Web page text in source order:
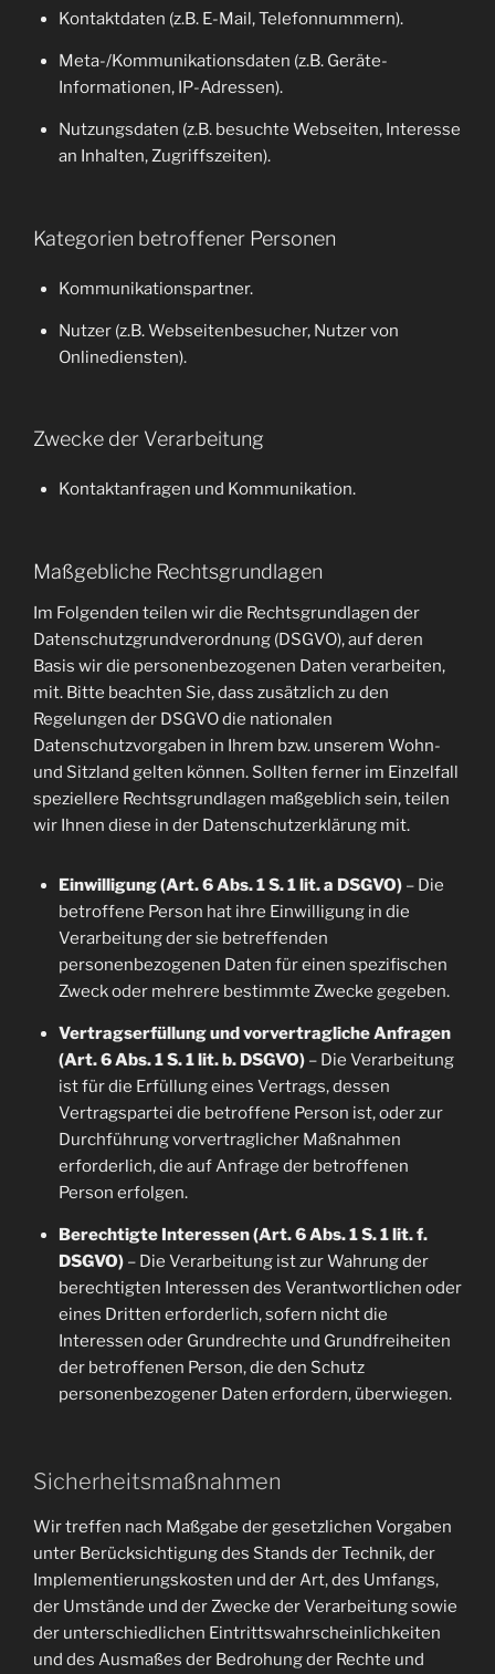
Kontaktdaten (z.B. E-Mail, Telefonnummern).
Meta-/Kommunikationsdaten (z.B. Geräte-
Informationen, IP-Adressen).
Nutzungsdaten (z.B. besuchte Webseiten, Interesse
an Inhalten, Zugriffszeiten).
Kategorien betroffener Personen
Kommunikationspartner.
Nutzer (z.B. Webseitenbesucher, Nutzer von
Onlinediensten).
Zwecke der Verarbeitung
Kontaktanfragen und Kommunikation.
Maßgebliche Rechtsgrundlagen
Im Folgenden teilen wir die Rechtsgrundlagen der
Datenschutzgrundverordnung (DSGVO), auf deren
Basis wir die personenbezogenen Daten verarbeiten,
mit. Bitte beachten Sie, dass zusätzlich zu den
Regelungen der DSGVO die nationalen
Datenschutzvorgaben in Ihrem bzw. unserem Wohn-
und Sitzland gelten können. Sollten ferner im Einzelfall
speziellere Rechtsgrundlagen maßgeblich sein, teilen
wir Ihnen diese in der Datenschutzerklärung mit.
Einwilligung (Art. 6 Abs. 1 S. 1 lit. a DSGVO)– Die
betroffene Person hat ihre Einwilligung in die
Verarbeitung der sie betreffenden
personenbezogenen Daten für einen spezifischen
Zweck oder mehrere bestimmte Zwecke gegeben.
Vertragserfüllung und vorvertragliche Anfragen
(Art. 6 Abs. 1 S. 1 lit. b. DSGVO)– Die Verarbeitung
ist für die Erfüllung eines Vertrags, dessen
Vertragspartei die betroffene Person ist, oder zur
Durchführung vorvertraglicher Maßnahmen
erforderlich, die auf Anfrage der betroffenen
Person erfolgen.
Berechtigte Interessen (Art. 6 Abs. 1 S. 1 lit. f.
DSGVO)– Die Verarbeitung ist zur Wahrung der
berechtigten Interessen des Verantwortlichen oder
eines Dritten erforderlich, sofern nicht die
Interessen oder Grundrechte und Grundfreiheiten
der betroffenen Person, die den Schutz
personenbezogener Daten erfordern, überwiegen.
Sicherheitsmaßnahmen
Wir treffen nach Maßgabe der gesetzlichen Vorgaben
unter Berücksichtigung des Stands der Technik, der
Implementierungskosten und der Art, des Umfangs,
der Umstände und der Zwecke der Verarbeitung sowie
der unterschiedlichen Eintrittswahrscheinlichkeiten
und des Ausmaßes der Bedrohung der Rechte und